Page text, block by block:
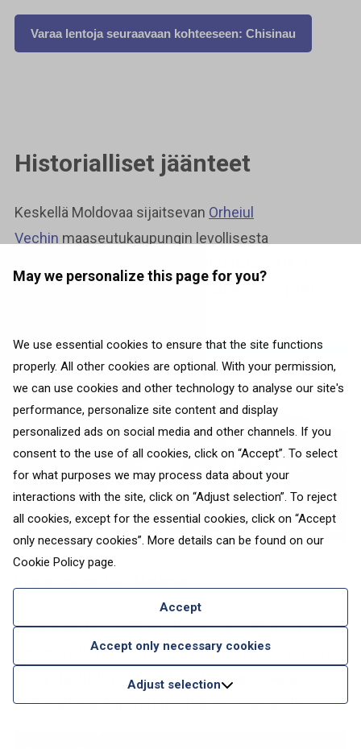
May we personalize this page for you?
We use essential cookies to ensure that the site functions
properly. All other cookies are optional. With your permission,
we can use cookies and other technology to analyse our site's
performance, personalize site content and display
personalized ads on social media and other channels. If you
consent to the use of all cookies, click on “Accept”. To select
for what purposes we may process data about your
interactions with the site, click on “Adjust selection”. To reject
all cookies, except for the essential cookies, click on “Accept
only necessary cookies”. More details can be found on our
Cookie Policy page.
Accept
Accept only necessary cookies
Adjust selection
Varaa lentoja seuraavaan kohteeseen: Chisinau
Historialliset jäänteet
Keskellä Moldovaa sijaitsevan Orheiul
Vechin maaseutukaupungin levollisesta
niittyjä, raunioita ottomaanien valtakunnan jäljiltä
Kaupungin historiallinen olemus on säilynyt hyvin, ja
siitä on nähtävissä, miten täällä on ennen muinoin
eletty. Täältä löytyy värikkäitä kaivoja, pikkuruisia
perhetaloja ja kapeita kujia laakson reunamilla.